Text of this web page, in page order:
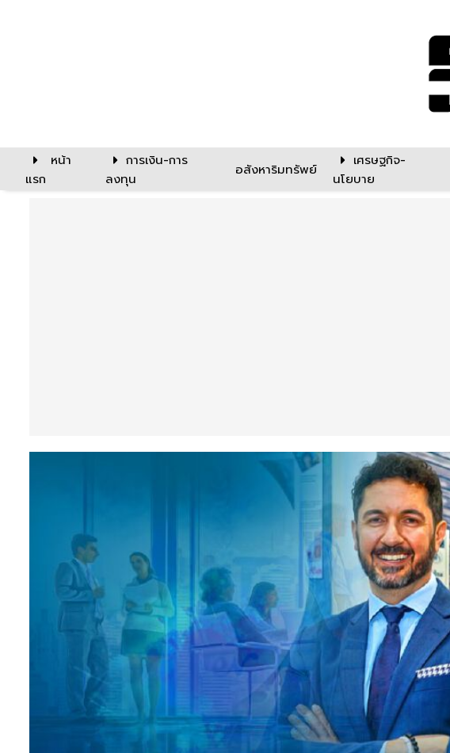
หน้า
แรก
การเงิน-การ
ลงทุน
อสังหาริมทรัพย์
เศรษฐกิจ-
นโยบาย